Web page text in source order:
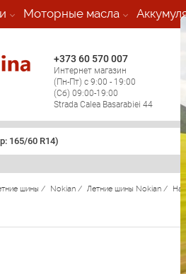
Моторные масла
+373 60 570 007
Интернет магазин
(Пн-Пт) с 9:00 - 19:00
(Сб) 09:00-19:00
Strada Calea Basarabiei 44
165/60 R14)
шины / Nokian / Летние шины Nokian /